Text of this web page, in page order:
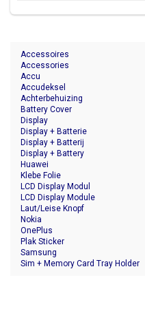
Accessoires
Accessories
Accu
Accudeksel
Achterbehuizing
Battery Cover
Display
Display + Batterie
Display + Batterij
Display + Battery
Huawei
Klebe Folie
LCD Display Modul
LCD Display Module
Laut/Leise Knopf
Nokia
OnePlus
Plak Sticker
Samsung
Sim + Memory Card Tray Holder